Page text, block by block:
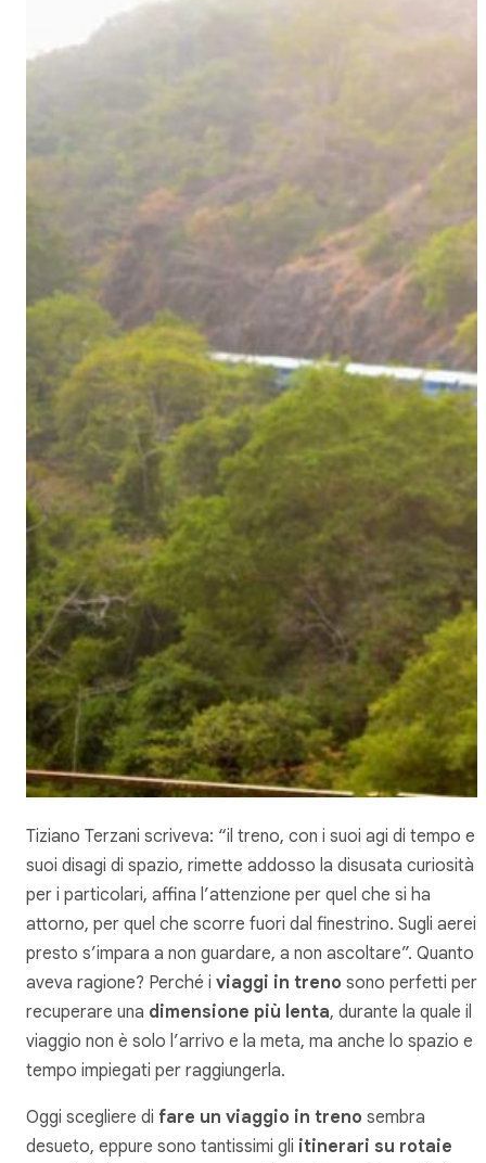
Tiziano Terzani scriveva: “il treno, con i suoi agi di tempo e i
suoi disagi di spazio, rimette addosso la disusata curiosità
per i particolari, affina l’attenzione per quel che si ha
attorno, per quel che scorre fuori dal finestrino. Sugli aerei
presto s’impara a non guardare, a non ascoltare”. Quanto
aveva ragione? Perché i viaggi in treno sono perfetti per
recuperare una dimensione più lenta, durante la quale il
viaggio non è solo l’arrivo e la meta, ma anche lo spazio e il
tempo impiegati per raggiungerla.
Oggi scegliere di fare un viaggio in treno sembra
desueto, eppure sono tantissimi gli itinerari su rotaie